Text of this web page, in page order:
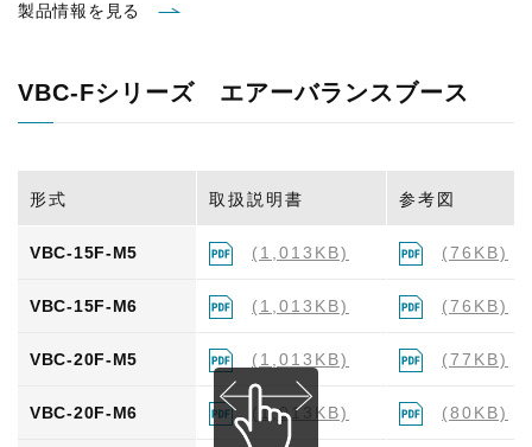
VBP-30F-M6 (2,180KB) (75KB)
VBP-40F-M6 (2,180KB) (70KB)
VBP-50F-M6 (2,180KB) (71KB)
製品情報を見る
VBC-Fシリーズ エアーバランスブース
形式 取扱説明書 参考図
VBC-15F-M5 (1,013KB) (76KB)
VBC-15F-M6 (1,013KB) (76KB)
VBC-20F-M5 (1,013KB) (77KB)
VBC-20F-M6 (1,013KB) (80KB)